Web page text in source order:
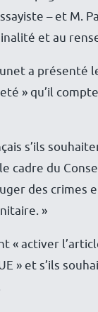
– et M.
et au
a présenté
» qu’il
s’ils
cadre du
des
»
« activer
» et s’ils